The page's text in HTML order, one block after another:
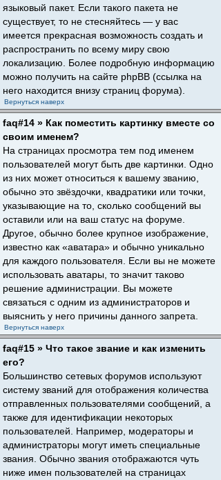
языковый пакет. Если такого пакета не
существует, то не стесняйтесь — у вас
имеется прекрасная возможность создать и
распространить по всему миру свою
локализацию. Более подробную информацию
можно получить на сайте phpBB (ссылка на
него находится внизу страниц форума).
Вернуться наверх
faq#14 » Как поместить картинку вместе со
своим именем?
На страницах просмотра тем под именем
пользователей могут быть две картинки. Одно
из них может относиться к вашему званию,
обычно это звёздочки, квадратики или точки,
указывающие на то, сколько сообщений вы
оставили или на ваш статус на форуме.
Другое, обычно более крупное изображение,
известно как «аватара» и обычно уникально
для каждого пользователя. Если вы не можете
использовать аватары, то значит таково
решение администрации. Вы можете
связаться с одним из администраторов и
выяснить у него причины данного запрета.
Вернуться наверх
faq#15 » Что такое звание и как изменить
его?
Большинство сетевых форумов используют
систему званий для отображения количества
отправленных пользователями сообщений, а
также для идентификации некоторых
пользователей. Например, модераторы и
администраторы могут иметь специальные
звания. Обычно звания отображаются чуть
ниже имен пользователей на страницах